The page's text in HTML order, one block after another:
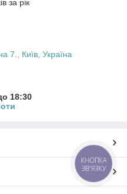
за рік
7., Київ, Україна
18:30
КНОПКА
ЗВ'ЯЗКУ